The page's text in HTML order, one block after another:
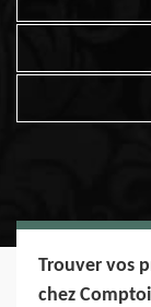
Trouver vos
chez